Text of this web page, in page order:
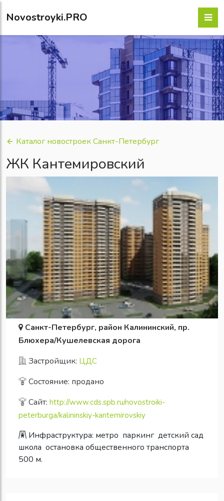
Novostroyki.PRO
Каталог новостроек Санкт-Петербург
ЖК Кантемировский
Санкт-Петербург, район Калининский, пр.
Блюхера/Кушелевская дорога
Застройщик: ЦДС
Состояние: продано
Сайт: http://www.cds.spb.ru/novostroiki-
peterburga/kalininskiy-kantemirovskiy
Инфраструктура: метро паркинг детский сад
школа остановка общественного транспорта
500 м.